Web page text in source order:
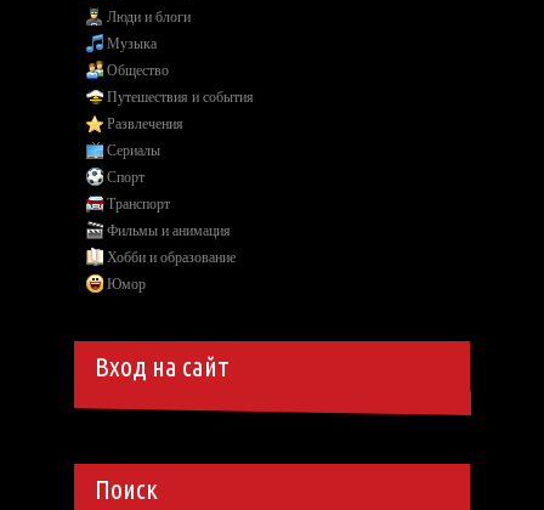
Люди и блоги
Музыка
Общество
Путешествия и события
Развлечения
Сериалы
Спорт
Транспорт
Фильмы и анимация
Хобби и образование
Юмор
Вход на сайт
Поиск